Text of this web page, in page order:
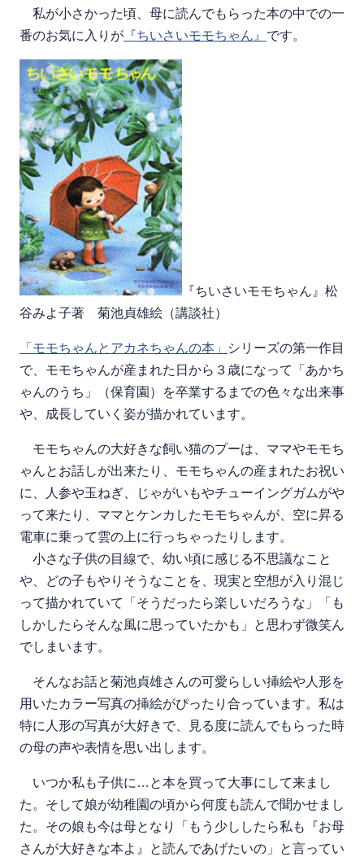
私が小さかった頃、母に読んでもらった本の中での一
番のお気に入りが 『ちいさいモモちゃん』 です。
『ちいさいモモちゃん』松
谷みよ子著 菊池貞雄絵（講談社）
「モモちゃんとアカネちゃんの本」
シリーズの第一作目
で、モモちゃんが産まれた日から３歳になって「あかち
ゃんのうち」（保育園）を卒業するまでの色々な出来事
や、成長していく姿が描かれています。
モモちゃんの大好きな飼い猫のプーは、ママやモモち
ゃんとお話しが出来たり、モモちゃんの産まれたお祝い
に、人参や玉ねぎ、じゃがいもやチューイングガムがや
って来たり、ママとケンカしたモモちゃんが、空に昇る
電車に乗って雲の上に行っちゃったりします。
小さな子供の目線で、幼い頃に感じる不思議なこと
や、どの子もやりそうなことを、現実と空想が入り混じ
って描かれていて「そうだったら楽しいだろうな」「も
しかしたらそんな風に思っていたかも」と思わず微笑ん
でしまいます。
そんなお話と菊池貞雄さんの可愛らしい挿絵や人形を
用いたカラー写真の挿絵がぴったり合っています。私は
特に人形の写真が大好きで、見る度に読んでもらった時
の母の声や表情を思い出します。
いつか私も子供に…と本を買って大事にして来まし
た。そして娘が幼稚園の頃から何度も読んで聞かせまし
た。その娘も今は母となり「もう少ししたら私も『お母
さんが大好きな本よ』と読んであげたいの」と言ってい